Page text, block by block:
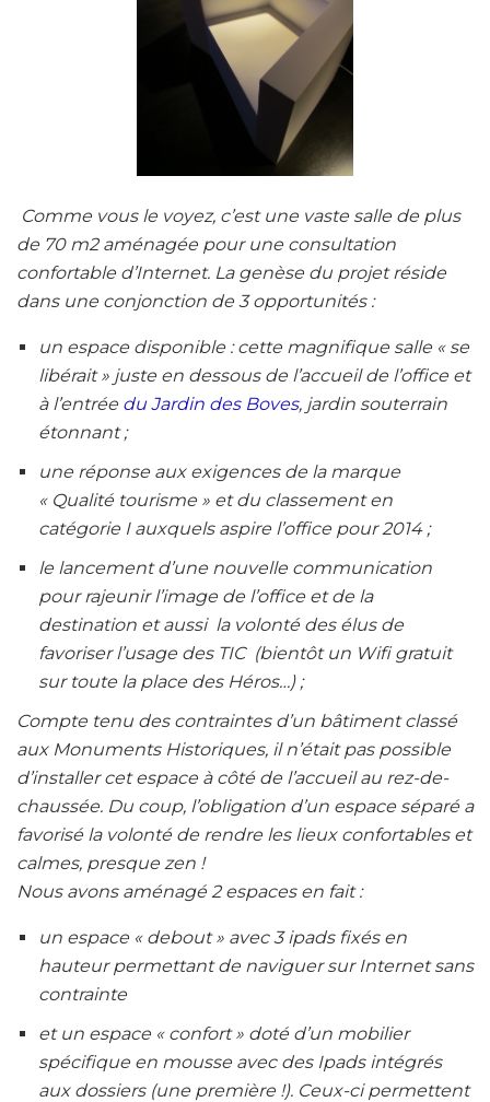
Comme vous le voyez, c’est une vaste salle de plus
de 70 m2 aménagée pour une consultation
confortable d’Internet. La genèse du projet réside
dans une conjonction de 3 opportunités :
un espace disponible : cette magnifique salle « se
libérait » juste en dessous de l’accueil de l’office et
à l’entrée du Jardin des Boves, jardin souterrain
étonnant ;
une réponse aux exigences de la marque
« Qualité tourisme » et du classement en
catégorie I auxquels aspire l’office pour 2014 ;
le lancement d’une nouvelle communication
pour rajeunir l’image de l’office et de la
destination et aussi la volonté des élus de
favoriser l’usage des TIC (bientôt un Wifi gratuit
sur toute la place des Héros…) ;
Compte tenu des contraintes d’un bâtiment classé
aux Monuments Historiques, il n’était pas possible
d’installer cet espace à côté de l’accueil au rez-de-
chaussée. Du coup, l’obligation d’un espace séparé a
favorisé la volonté de rendre les lieux confortables et
calmes, presque zen !
Nous avons aménagé 2 espaces en fait :
un espace « debout » avec 3 ipads fixés en
hauteur permettant de naviguer sur Internet sans
contrainte
et un espace « confort » doté d’un mobilier
spécifique en mousse avec des Ipads intégrés
aux dossiers (une première !). Ceux-ci permettent